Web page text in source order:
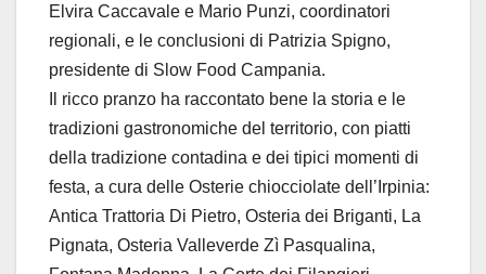
Elvira Caccavale e Mario Punzi, coordinatori
regionali, e le conclusioni di Patrizia Spigno,
presidente di Slow Food Campania.
Il ricco pranzo ha raccontato bene la storia e le
tradizioni gastronomiche del territorio, con piatti
della tradizione contadina e dei tipici momenti di
festa, a cura delle Osterie chiocciolate dell’Irpinia:
Antica Trattoria Di Pietro, Osteria dei Briganti, La
Pignata, Osteria Valleverde Zì Pasqualina,